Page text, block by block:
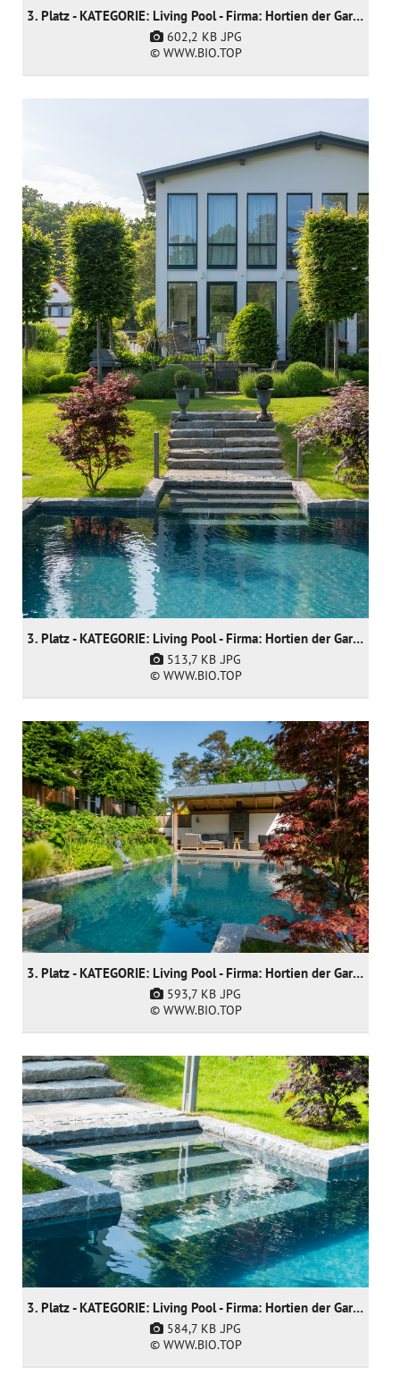
3. Platz - KATEGORIE: Living Pool - Firma: Hortien der Gartendoktor
602,2 KB .JPG
© WWW.BIO.TOP
3. Platz - KATEGORIE: Living Pool - Firma: Hortien der Gartendoktor
513,7 KB .JPG
© WWW.BIO.TOP
3. Platz - KATEGORIE: Living Pool - Firma: Hortien der Gartendoktor
593,7 KB .JPG
© WWW.BIO.TOP
3. Platz - KATEGORIE: Living Pool - Firma: Hortien der Gartendoktor
584,7 KB .JPG
© WWW.BIO.TOP